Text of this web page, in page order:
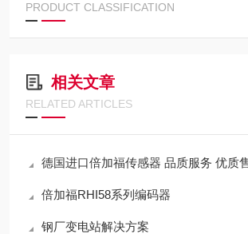
PRODUCT CLASSIFICATION
相关文章
RELATED ARTICLES
德国进口倍加福传感器 品质服务 优质售后
倍加福RHI58系列编码器
钢厂变电站解决方案